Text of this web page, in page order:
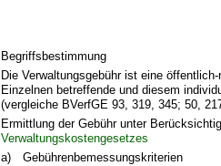
Begriffsbestimmung
Die Verwaltungsgebühr ist eine
Einzelnen betreffende und diesem
(vergleiche BVerfGE 93, 319, 345; 50,
Ermittlung der Gebühr unter
Verwaltungskostengesetzes
a)
Gebührenbemessungskriterien